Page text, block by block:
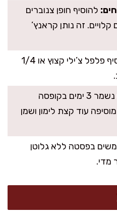
להוסיף חופן צנוברים
זה נותן קראנץ’
להוסיף פלפל צ’ילי קצוץ או 1/4
הסלט נשמר 3 ימים בקופסה
עוד קצת לימון ושמן
בפסטה ללא גלוטן
מדי.